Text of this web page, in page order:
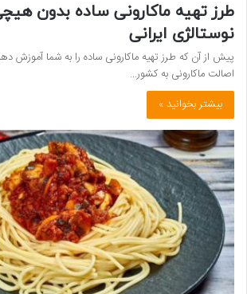
طرز تهیه ماکارونی ساده بدون
نوستالژی ایرانی
پیش از آن که طرز تهیه ماکارونی ساده را به شما آموزش
اصالت ماکارونی به کشور…
بیشتر بخوانید »